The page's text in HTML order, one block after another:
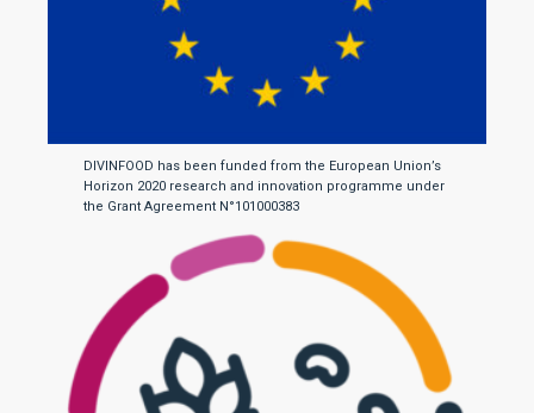
DIVINFOOD has been funded from the European Union’s
Horizon 2020 research and innovation programme under
the Grant Agreement N°101000383